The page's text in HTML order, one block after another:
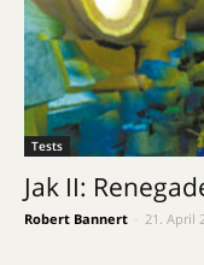
Tests
Jak II:
Robert Bannert 21. April